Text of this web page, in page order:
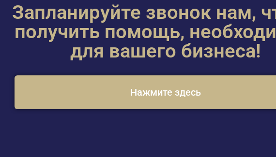
Запланируйте звонок нам,
получить помощь,
для вашего бизнеса!
Нажмите здесь